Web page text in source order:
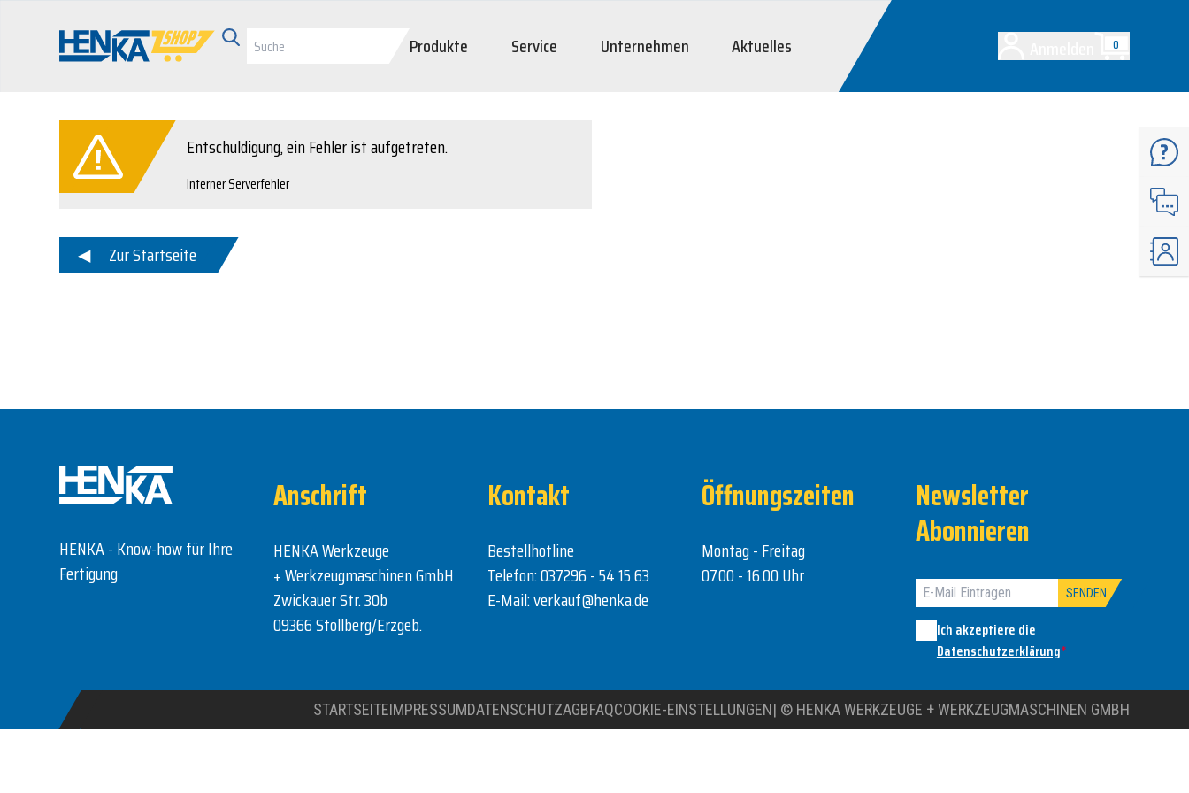
Produkte Service Unternehmen Aktuelles 0
Entschuldigung, ein Fehler ist aufgetreten.
Interner Serverfehler
Zur Startseite
HENKA - Know-how für Ihre
Fertigung
Anschrift
HENKA Werkzeuge
+ Werkzeugmaschinen GmbH
Zwickauer Str. 30b
09366 Stollberg/Erzgeb.
Kontakt
Bestellhotline
Telefon:037296 - 54 15 63
E-Mail:verkauf@henka.de
Öffnungszeiten
Montag - Freitag
07.00 - 16.00 Uhr
Newsletter
Abonnieren
SENDEN
Ich akzeptiere die
Datenschutzerklärung*
STARTSEITEIMPRESSUMDATENSCHUTZAGBFAQCOOKIE-EINSTELLUNGEN| © HENKA WERKZEUGE + WERKZEUGMASCHINEN GMBH